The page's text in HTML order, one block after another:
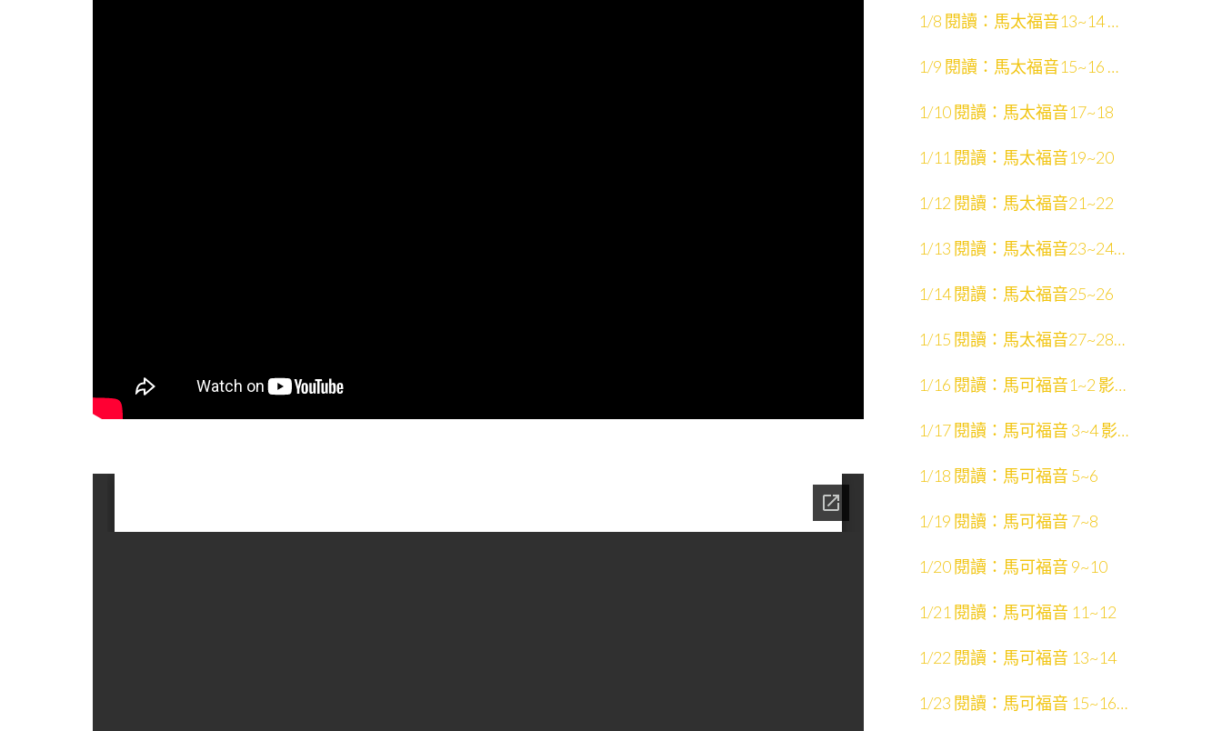
1/8 閱讀：馬太福音13~14 影
1/9 閱讀：馬太福音15~16 影
1/10 閱讀：馬太福音17~18
1/11 閱讀：馬太福音19~20
1/12 閱讀：馬太福音21~22
1/13 閱讀：馬太福音23~24
1/14 閱讀：馬太福音25~26
1/15 閱讀：馬太福音27~28
1/16 閱讀：馬可福音1~2 影
1/17 閱讀：馬可福音 3~4 影
1/18 閱讀：馬可福音 5~6
1/19 閱讀：馬可福音 7~8
1/20 閱讀：馬可福音 9~10
1/21 閱讀：馬可福音 11~12
1/22 閱讀：馬可福音 13~14
1/23 閱讀：馬可福音 15~16